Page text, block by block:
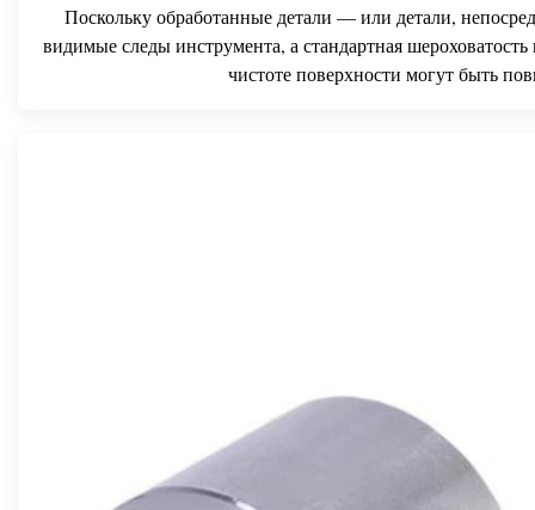
Поскольку обработанные детали — или детали,
видимые следы инструмента, а стандартная
чистоте поверхности могут быть